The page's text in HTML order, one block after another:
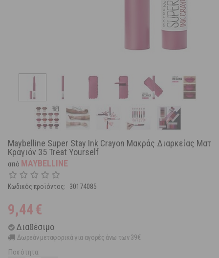
Maybelline Super Stay Ink Crayon Μακράς Διαρκείας Ματ
Κραγιόν 35 Treat Yourself
από MAYBELLINE
Κωδικός προϊόντος: 30174085
9,44€
Διαθέσιμο
Δωρεάν μεταφορικά για αγορές άνω των 39€
Ποσότητα: